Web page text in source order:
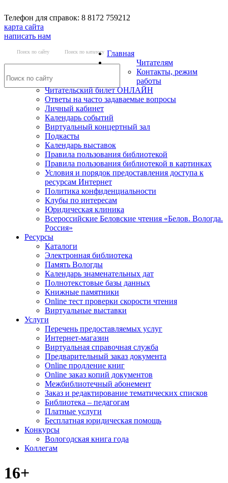
Телефон для справок: 8 8172 759212
карта сайта
написать нам
Поиск по сайту Поиск по каталогу Главная
Читателям
Контакты, режим
работы
Читательский билет ОНЛАЙН
Ответы на часто задаваемые вопросы
Личный кабинет
Календарь событий
Виртуальный концертный зал
Подкасты
Календарь выставок
Правила пользования библиотекой
Правила пользования библиотекой в картинках
Условия и порядок предоставления доступа к
ресурсам Интернет
Политика конфиденциальности
Клубы по интересам
Юридическая клиника
Всероссийские Беловские чтения «Белов. Вологда.
Россия»
Ресурсы
Каталоги
Электронная библиотека
Память Вологды
Календарь знаменательных дат
Полнотекстовые базы данных
Книжные памятники
Online тест проверки скорости чтения
Виртуальные выставки
Услуги
Перечень предоставляемых услуг
Интернет-магазин
Виртуальная справочная служба
Предварительный заказ документа
Online продление книг
Online заказ копий документов
Межбиблиотечный абонемент
Заказ и редактирование тематических списков
Библиотека – педагогам
Платные услуги
Бесплатная юридическая помощь
Конкурсы
Вологодская книга года
Коллегам
16+